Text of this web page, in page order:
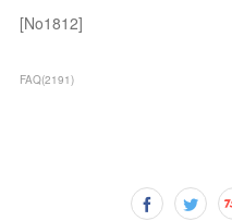
[No1812]
FAQ(2191)